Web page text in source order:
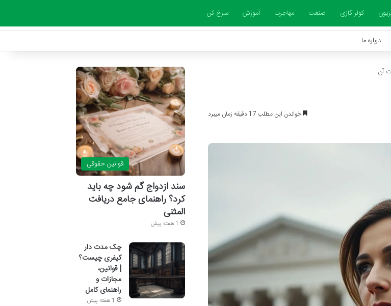
کولر گازی صنعت مهاجرت آموزش سرخ کن
درباره ما
آن
خواندن این مطلب 17 دقیقه زمان میبرد
قوانین حقوقی
سند ازدواج گم شود چه باید
کرد؟ راهنمای جامع دریافت
المثنی
1 هفته پیش
چک مدت دار
کیفری چیست؟
| قوانین،
مجازات و
راهنمای کامل
1 هفته پیش